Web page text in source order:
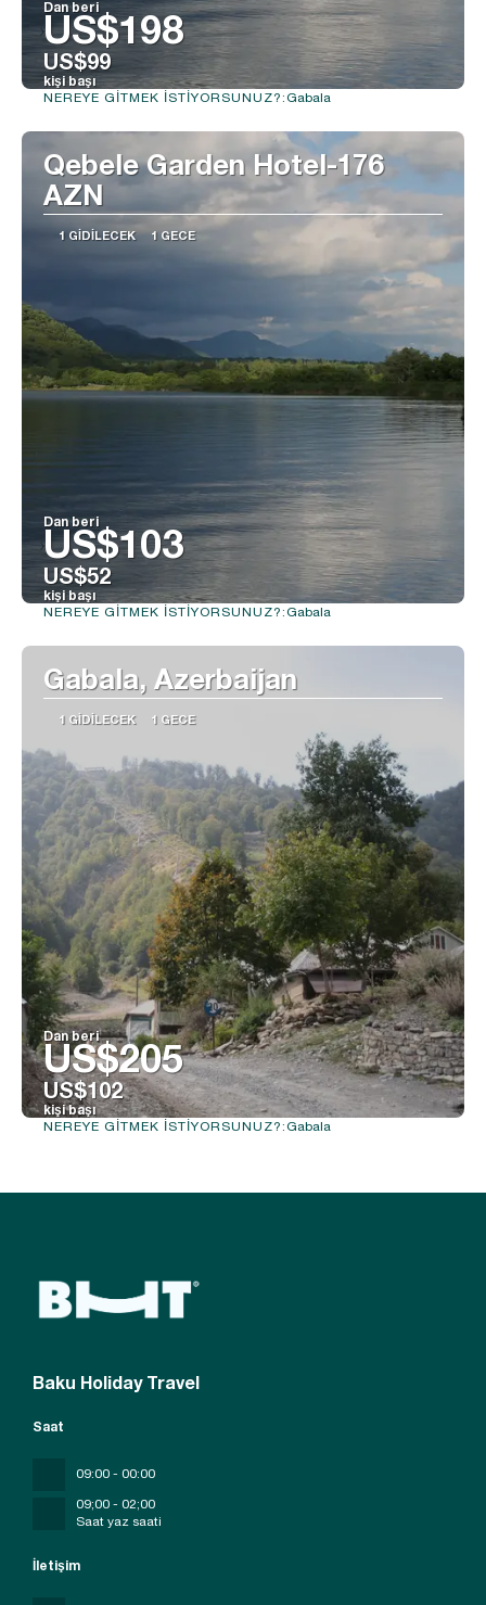
Dan beri
US$198
US$99
kişi başı
NEREYE GITMEK ISTIYORSUNUZ?: Gabala
Qebele Garden Hotel-176
AZN
1 GIDILECEK 1 GECE
Dan beri
US$103
US$52
kişi başı
NEREYE GITMEK ISTIYORSUNUZ?: Gabala
Gabala, Azerbaijan
1 GIDILECEK 1 GECE
Dan beri
US$205
US$102
kişi başı
NEREYE GITMEK ISTIYORSUNUZ?: Gabala
Baku Holiday Travel
İletişim
Saat
09:00 - 00:00
09;00 - 02;00
Saat yaz saati